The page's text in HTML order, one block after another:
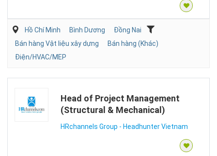
Hồ Chí Minh Bình Dương
Đồng Nai
Bán hàng Vật liệu xây dựng
Bán hàng (Khác)
Điện/HVAC/MEP
Head of Project Management
(Structural & Mechanical)
HRchannels Group - Headhunter Vietnam